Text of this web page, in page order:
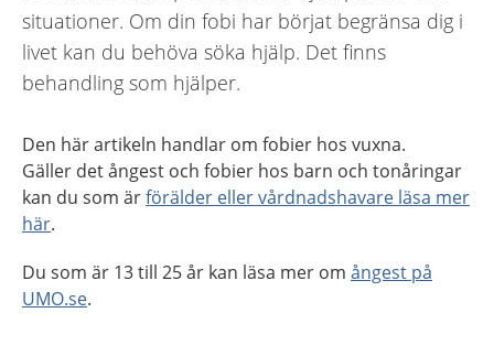
situationer. Om din fobi har börjat begränsa dig i
livet kan du behöva söka hjälp. Det finns
behandling som hjälper.
Den här artikeln handlar om fobier hos vuxna.
Gäller det ångest och fobier hos barn och tonåringar
kan du som ärförälder eller vårdnadshavare läsa mer
här.
Du som är 13 till 25 år kan läsa mer om ångest på
UMO.se.